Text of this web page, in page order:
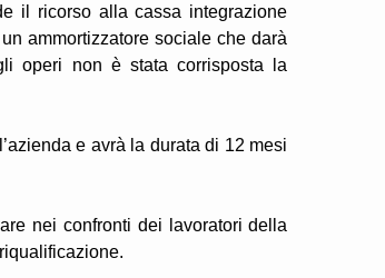
il ricorso alla cassa integrazione
ammortizzatore sociale che darà
operi non è stata corrisposta la
e avrà la durata di 12 mesi
nei confronti dei lavoratori della